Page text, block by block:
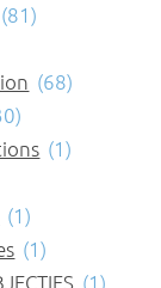
(81)
(68)
(1)
(1)
(1)
(1)